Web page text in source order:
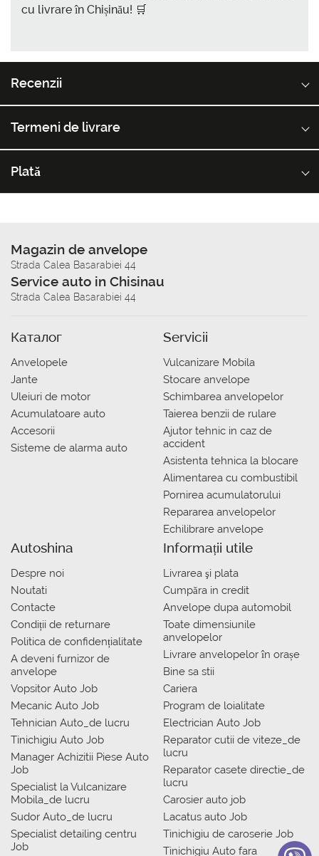
cu livrare în Chișinău! 🛒
Recenzii
Termeni de livrare
Plată
Magazin de anvelope
Strada Calea Basarabiei 44
Service auto in Chisinau
Strada Calea Basarabiei 44
Каталог
Anvelopele
Jante
Uleiuri de motor
Acumulatoare auto
Accesorii
Sisteme de alarma auto
Servicii
Vulcanizare Mobila
Stocare anvelope
Schimbarea anvelopelor
Taierea benzii de rulare
Ajutor tehnic in caz de
accident
Asistenta tehnica la blocare
Alimentarea cu combustibil
Pornirea acumulatorului
Repararea anvelopelor
Echilibrare anvelope
Autoshina
Despre noi
Noutati
Contacte
Condiții de returnare
Politica de confidențialitate
A deveni furnizor de
anvelope
Vopsitor Auto Job
Mecanic Auto Job
Tehnician Auto_de lucru
Tinichigiu Auto Job
Manager Achizitii Piese Auto
Job
Specialist la Vulcanizare
Mobila_de lucru
Sudor Auto_de lucru
Specialist detailing centru
Job
Informații utile
Livrarea şi plata
Сumpăra in credit
Anvelope dupa automobil
Toate dimensiunile
anvelopelor
Livrare anvelopelor în orașe
Bine sa stii
Cariera
Program de loialitate
Electrician Auto Job
Reparator cutii de viteze_de
lucru
Reparator casete directie_de
lucru
Carosier auto job
Lacatus auto Job
Tinichigiu de caroserie Job
Tinichigiu Auto fara